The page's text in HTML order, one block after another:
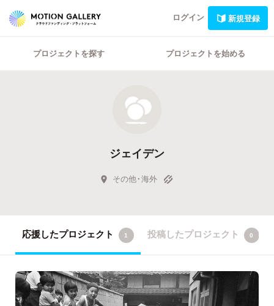
ログイン 新規登録
プロジェクトを探す プロジェクトを始める
ジェイデン
その他・海外
応援したプロジェクト 1 投稿したプロジェクト 0